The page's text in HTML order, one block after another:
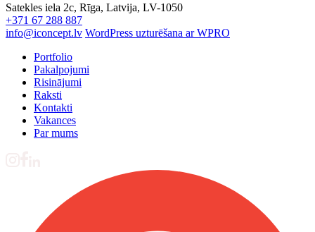
Satekles iela 2c, Rīga, Latvija, LV-1050
+371 67 288 887
info@iconcept.lv WordPress uzturēšana ar WPRO
Portfolio
Pakalpojumi
Risinājumi
Raksti
Kontakti
Vakances
Par mums